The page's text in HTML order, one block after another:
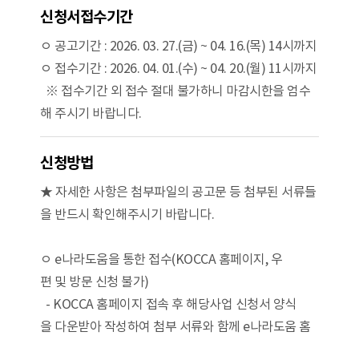
신청서접수기간
ㅇ 공고기간 : 2026. 03. 27.(금) ~ 04. 16.(목) 14시까지
ㅇ 접수기간 : 2026. 04. 01.(수) ~ 04. 20.(월) 11시까지
※ 접수기간 외 접수 절대 불가하니 마감시한을 엄수
해 주시기 바랍니다.
신청방법
★ 자세한 사항은 첨부파일의 공고문 등 첨부된 서류들
을 반드시 확인해주시기 바랍니다.
ㅇ e나라도움을 통한 접수(KOCCA 홈페이지, 우
편 및 방문 신청 불가)
- KOCCA 홈페이지 접속 후 해당사업 신청서 양식
을 다운받아 작성하여 첨부 서류와 함께 e나라도움 홈